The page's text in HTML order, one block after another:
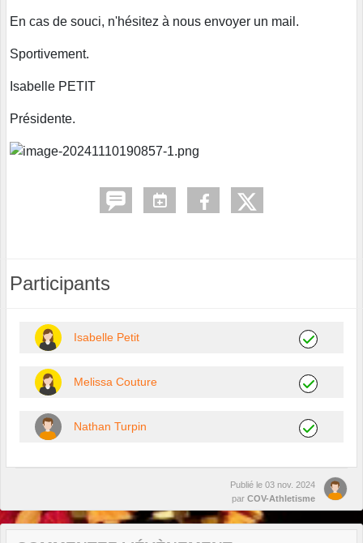
En cas de souci, n'hésitez à nous envoyer un mail.
Sportivement.
Isabelle PETIT
Présidente.
Participants
Isabelle Petit
Melissa Couture
Nathan Turpin
Publié le 03 nov. 2024
par COV-Athletisme